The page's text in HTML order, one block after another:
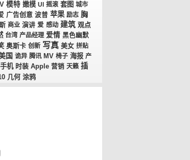
模特 嫩模 UI 摇滚 套图 城市
广告创意 波普 苹果 励志 胸
商业 演讲 爱 感动 建筑 观点
台湾 产品经理 爱情 黑色幽默
奥斯卡 创新 写真 美女 拼贴
国 诡异 腾讯 MV 椅子 海报 产
手机 时装 Apple 营销 天籁 插
几何 涂鸦